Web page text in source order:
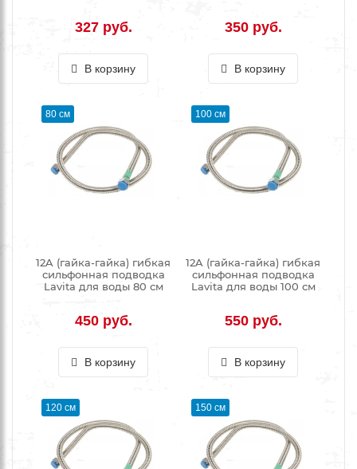
327 руб.
В корзину
350 руб.
В корзину
80 см
12A (гайка-гайка) гибкая
сильфонная подводка
Lavita для воды 80 см
450 руб.
В корзину
100 см
12A (гайка-гайка) гибкая
сильфонная подводка
Lavita для воды 100 см
550 руб.
В корзину
120 см 150 см